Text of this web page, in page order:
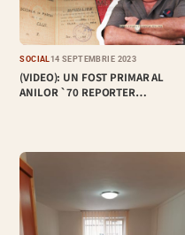
SOCIAL 14 SEPTEMBRIE 2023
(VIDEO): UN FOST PRIMAR AL
ANILOR `70 REPORTER…